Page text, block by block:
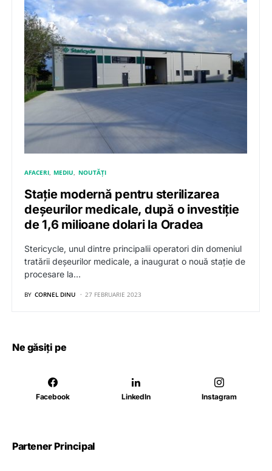
AFACERI MEDIU NOUTĂȚI
Stație modernă pentru sterilizarea
deșeurilor medicale, după o investiție
de 1,6 milioane dolari la Oradea
Stericycle, unul dintre principalii operatori din domeniul
tratării deșeurilor medicale, a inaugurat o nouă stație de
procesare la…
BY CORNEL DINU 27 FEBRUARIE 2023
Ne găsiți pe
Facebook LinkedIn Instagram
Partener Principal